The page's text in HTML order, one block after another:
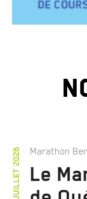
9 juillet 2026 Marathon
Le